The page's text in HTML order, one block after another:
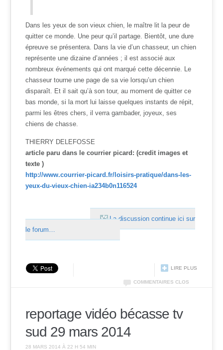
Dans les yeux de son vieux chien, le maître lit la peur de
quitter ce monde. Une peur qu’il partage. Bientôt, une dure
épreuve se présentera. Dans la vie d’un chasseur, un chien
représente une dizaine d’années ; il est associé aux
nombreux événements qui ont marqué cette décennie. Le
chasseur tourne une page de sa vie lorsqu’un chien
disparaît. Et il sait qu’à son tour, au moment de quitter ce
bas monde, si la mort lui laisse quelques instants de répit,
parmi les êtres chers, il verra gambader, joyeux, ses
chiens de chasse.
THIERRY DELEFOSSE
article paru dans le courrier picard: (credit images et
texte )
http://www.courrier-picard.fr/loisirs-pratique/dans-les-
yeux-du-vieux-chien-ia234b0n116524
La discussion continue ici sur
le forum…
LIRE PLUS
COMMENTAIRES CLOS
reportage vidéo bécasse tv
sud 29 mars 2014
28 MARS 2014 À 22 H 54 MIN